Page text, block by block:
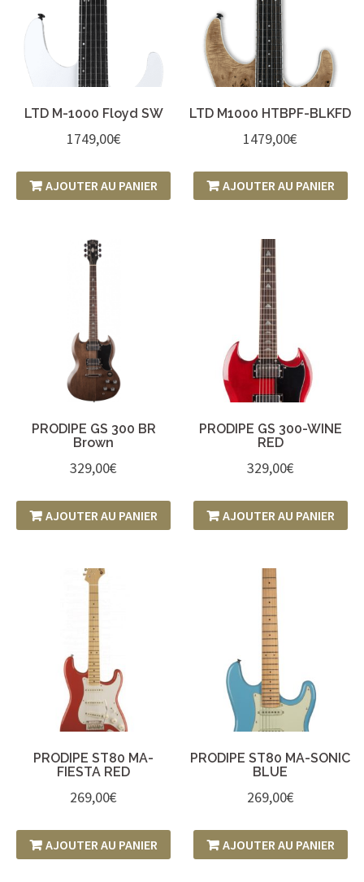
LTD M-1000 Floyd SW
1749,00€
AJOUTER AU PANIER
LTD M1000 HTBPF-BLKFD
1479,00€
AJOUTER AU PANIER
PRODIPE GS 300 BR
Brown
329,00€
AJOUTER AU PANIER
PRODIPE GS 300-WINE
RED
329,00€
AJOUTER AU PANIER
PRODIPE ST80 MA-
FIESTA RED
269,00€
AJOUTER AU PANIER
PRODIPE ST80 MA-SONIC
BLUE
269,00€
AJOUTER AU PANIER